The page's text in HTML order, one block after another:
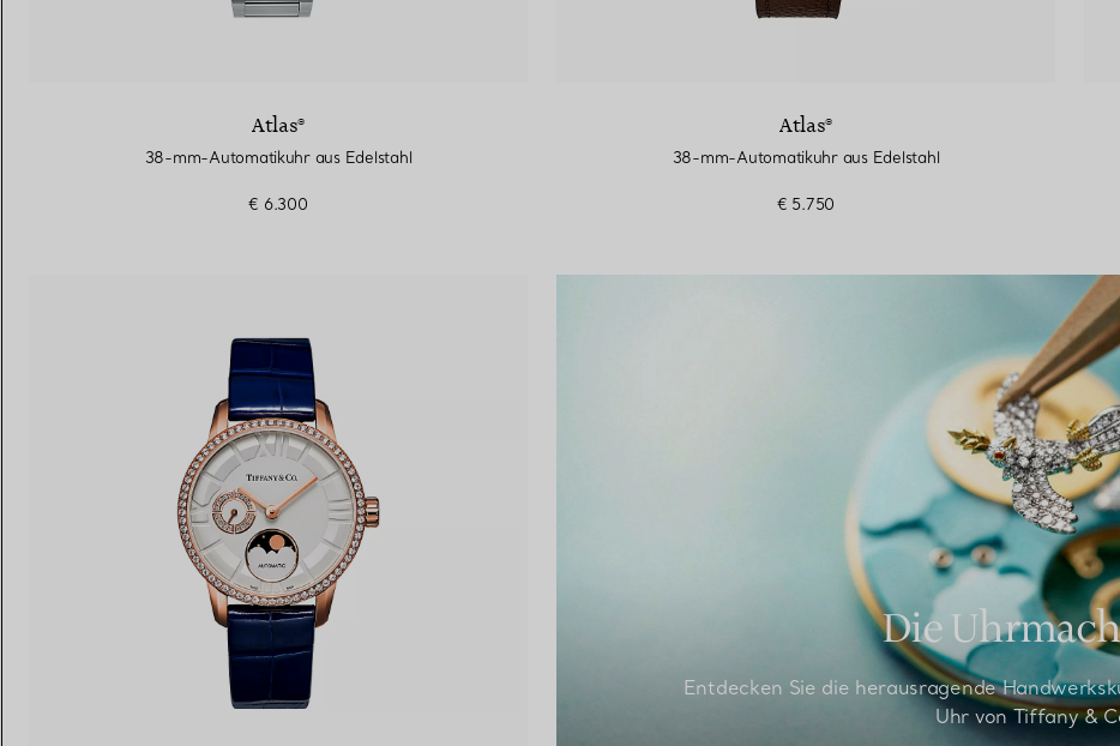
Atlas®
38-mm-Automatikuhr aus Edelstahl
€ 6.300
Atlas®
38-mm-Automatikuhr aus Edelstahl
€ 5.750
Die
Entdecken Sie die herausragende
Uhr von Tiffany &